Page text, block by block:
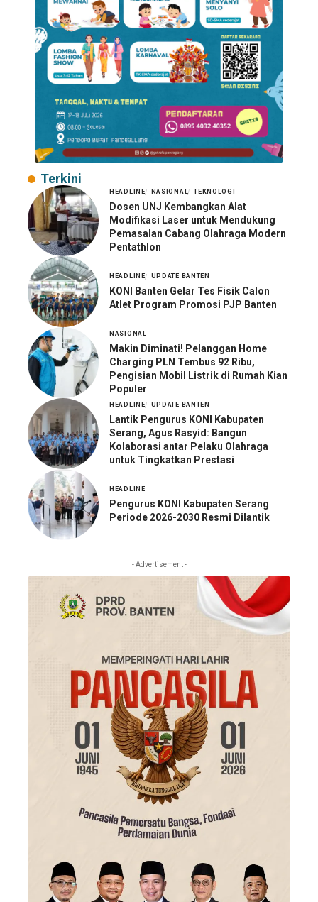
Terkini
HEADLINE NASIONAL TEKNOLOGI
Dosen UNJ Kembangkan Alat
Modifikasi Laser untuk Mendukung
Pemasalan Cabang Olahraga Modern
Pentathlon
HEADLINE UPDATE BANTEN
KONI Banten Gelar Tes Fisik Calon
Atlet Program Promosi PJP Banten
NASIONAL
Makin Diminati! Pelanggan Home
Charging PLN Tembus 92 Ribu,
Pengisian Mobil Listrik di Rumah Kian
Populer
HEADLINE UPDATE BANTEN
Lantik Pengurus KONI Kabupaten
Serang, Agus Rasyid: Bangun
Kolaborasi antar Pelaku Olahraga
untuk Tingkatkan Prestasi
HEADLINE
Pengurus KONI Kabupaten Serang
Periode 2026-2030 Resmi Dilantik
- Advertisement -